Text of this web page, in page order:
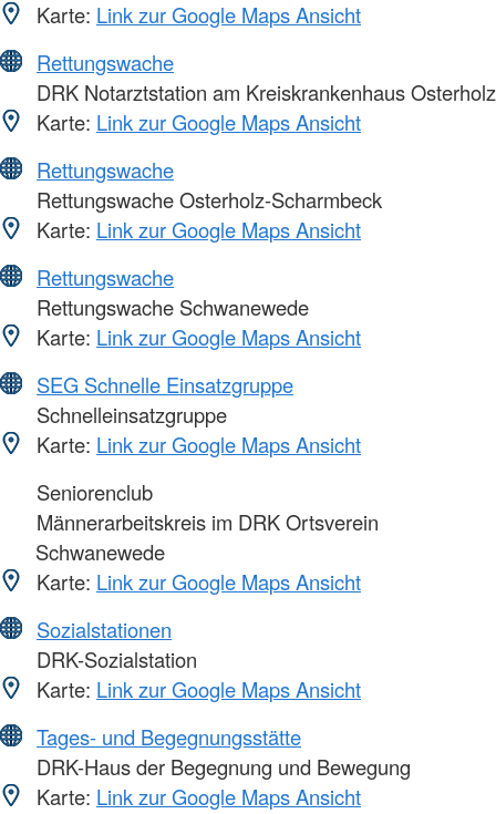
Karte: Link zur Google Maps Ansicht
Rettungswache
DRK Notarztstation am Kreiskrankenhaus Osterholz
Karte: Link zur Google Maps Ansicht
Rettungswache
Rettungswache Osterholz-Scharmbeck
Karte: Link zur Google Maps Ansicht
Rettungswache
Rettungswache Schwanewede
Karte: Link zur Google Maps Ansicht
SEG Schnelle Einsatzgruppe
Schnelleinsatzgruppe
Karte: Link zur Google Maps Ansicht
Seniorenclub
Männerarbeitskreis im DRK Ortsverein
Schwanewede
Karte: Link zur Google Maps Ansicht
Sozialstationen
DRK-Sozialstation
Karte: Link zur Google Maps Ansicht
Tages- und Begegnungsstätte
DRK-Haus der Begegnung und Bewegung
Karte: Link zur Google Maps Ansicht